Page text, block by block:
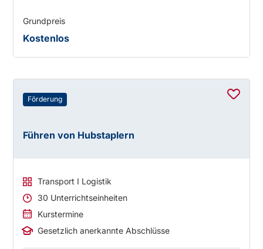
Grundpreis
Kostenlos
Förderung
Führen von Hubstaplern
Transport I Logistik
30 Unterrichtseinheiten
Kurstermine
Gesetzlich anerkannte Abschlüsse